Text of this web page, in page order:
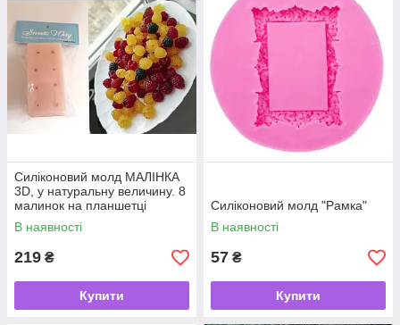
Силіконовий молд МАЛІНКА
3D, у натуральну величину. 8
малинок на планшетці
В наявності
219 ₴
Купити
Силіконовий молд "Рамка"
В наявності
57 ₴
Купити